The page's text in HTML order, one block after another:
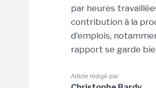
par heures
contribution à la
d'emplois,
rapport se garde
Article rédigé par